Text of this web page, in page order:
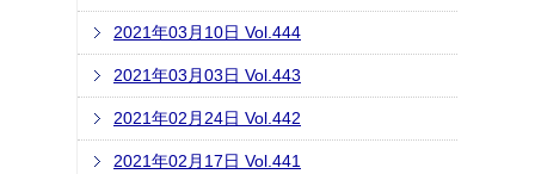
2021年03月10日 Vol.444
2021年03月03日 Vol.443
2021年02月24日 Vol.442
2021年02月17日 Vol.441